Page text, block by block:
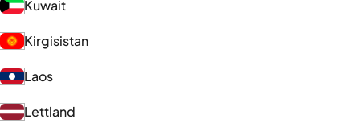
Kuwait
Kirgisistan
Laos
Lettland